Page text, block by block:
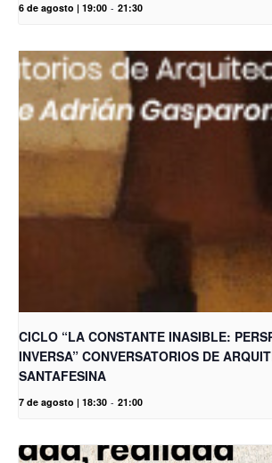
6 de agosto | 19:00 - 21:30
CICLO “LA CONSTANTE INASIBLE:
INVERSA” CONVERSATORIOS DE
SANTAFESINA
7 de agosto | 18:30 - 21:00